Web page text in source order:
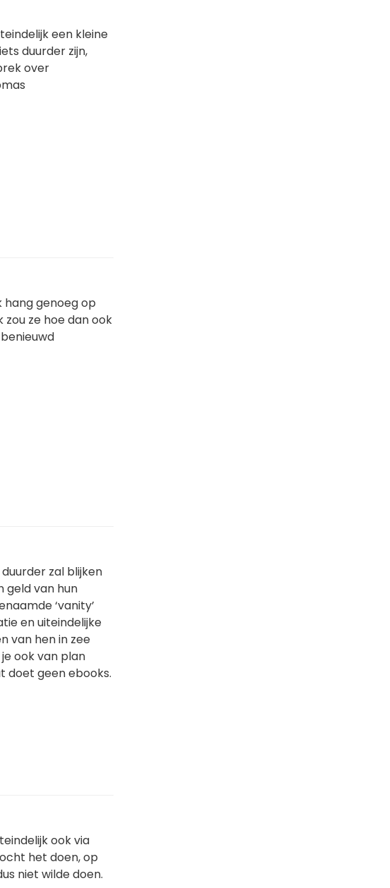
een kleine
duurder zijn,
over
hang genoeg op
ze hoe dan ook
zal blijken
geld van hun
‘vanity’
en uiteindelijke
van hen in zee
ook van plan
doet geen ebooks.
ook via
het doen, op
niet wilde doen.